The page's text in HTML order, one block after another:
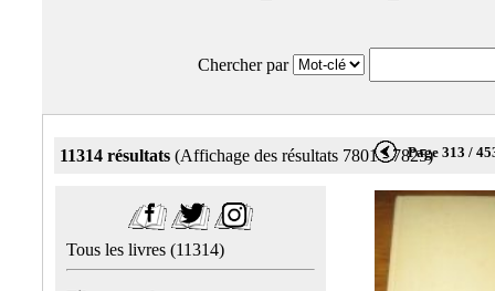
Chercher par
11314 résultats (Affichage des résultats 7801 - 7825)Page 313 /
Tous les livres (11314)